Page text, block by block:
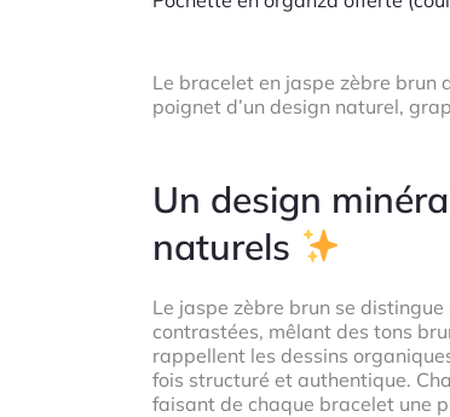
Le bracelet en jaspe zèbre
poignet d’un design naturel,
Un design
naturels
Le jaspe zèbre brun se
contrastées, mêlant des tons
rappellent les dessins
fois structuré et authentique.
faisant de chaque bracelet une